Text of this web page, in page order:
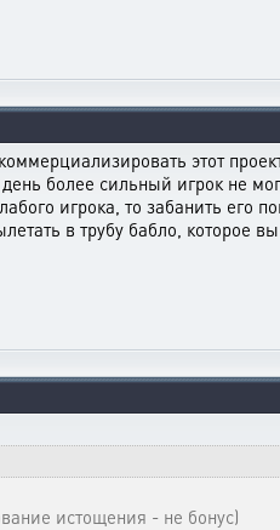
этот
более сильный игрок не
игрока, то забанить его
в трубу бабло, которое
истощения - не бонус)